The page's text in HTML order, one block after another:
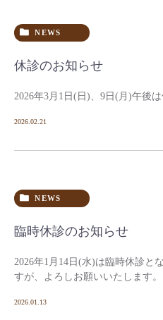
NEWS
休診のお知らせ
2026年3月1日(日)、9日(月)午後は
2026.02.21
NEWS
臨時休診のお知らせ
2026年1月14日(水)は臨時休診と
すが、よろしお願いいたします。
2026.01.13